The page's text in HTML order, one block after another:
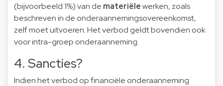
(bijvoorbeeld 1%) van de materiëlewerken, zoals
beschreven in de onderaannemingsovereenkomst,
zelf moet uitvoeren. Het verbod geldt bovendien ook
voor intra-groep onderaanneming.
4. Sancties?
Indien het verbod op financiële onderaanneming